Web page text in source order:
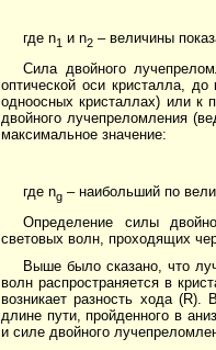
где n1 и n2 – величины
Сила двойного
оптической оси кристалла,
одноосных кристаллах) или к
двойного лучепреломления
максимальное значение:
где ng – наибольший по
Определение силы
световых волн, проходящих
Выше было сказано, что
волн распространяется в
возникает разность хода (R).
длине пути, пройденного в
и силе двойного